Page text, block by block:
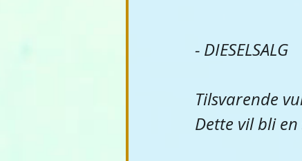
- DIESELSALG
Tilsvarende
Dette vil bli